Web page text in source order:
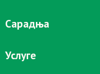
Сарадња
Услуге